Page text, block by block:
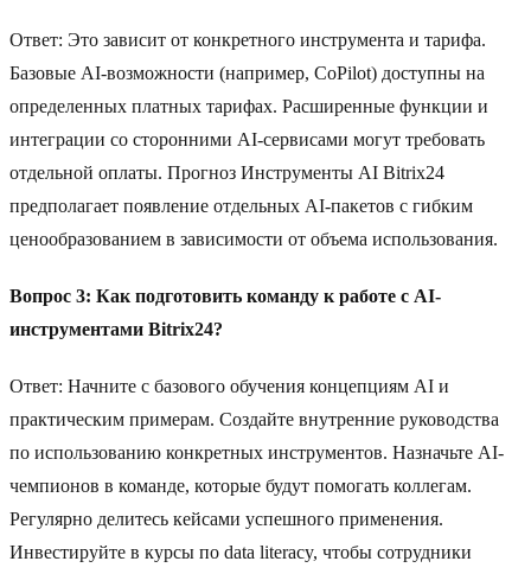
Ответ: Это зависит от конкретного инструмента и тарифа.
Базовые AI-возможности (например, CoPilot) доступны на
определенных платных тарифах. Расширенные функции и
интеграции со сторонними AI-сервисами могут требовать
отдельной оплаты. Прогноз Инструменты AI Bitrix24
предполагает появление отдельных AI-пакетов с гибким
ценообразованием в зависимости от объема использования.
Вопрос 3: Как подготовить команду к работе с AI-
инструментами Bitrix24?
Ответ: Начните с базового обучения концепциям AI и
практическим примерам. Создайте внутренние руководства
по использованию конкретных инструментов. Назначьте AI-
чемпионов в команде, которые будут помогать коллегам.
Регулярно делитесь кейсами успешного применения.
Инвестируйте в курсы по data literacy, чтобы сотрудники